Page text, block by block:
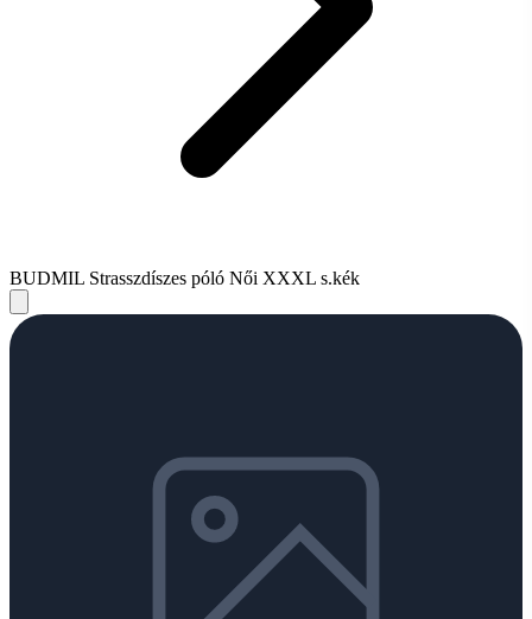
BUDMIL Strasszdíszes póló Női XXXL s.kék